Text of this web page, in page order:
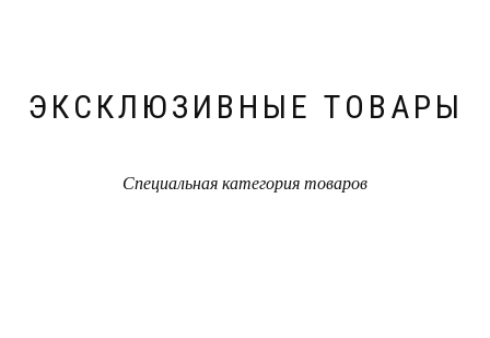
ЭКСКЛЮЗИВНЫЕ ТОВАРЫ
Специальная категория товаров